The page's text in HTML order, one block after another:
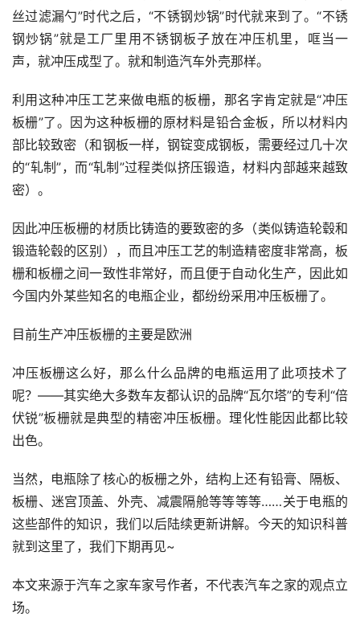
丝过滤漏勺”时代之后，“不锈钢炒锅”时代就来到了。“不锈
钢炒锅”就是工厂里用不锈钢板子放在冲压机里，哐当一
声，就冲压成型了。就和制造汽车外壳那样。
利用这种冲压工艺来做电瓶的板栅，那名字肯定就是“冲压
板栅”了。因为这种板栅的原材料是铅合金板，所以材料内
部比较致密（和钢板一样，钢锭变成钢板，需要经过几十次
的“轧制”，而“轧制”过程类似挤压锻造，材料内部越来越致
密）。
因此冲压板栅的材质比铸造的要致密的多（类似铸造轮毂和
锻造轮毂的区别），而且冲压工艺的制造精密度非常高，板
栅和板栅之间一致性非常好，而且便于自动化生产，因此如
今国内外某些知名的电瓶企业，都纷纷采用冲压板栅了。
目前生产冲压板栅的主要是欧洲
冲压板栅这么好，那么什么品牌的电瓶运用了此项技术了
呢？——其实绝大多数车友都认识的品牌“瓦尔塔”的专利“倍
伏锐”板栅就是典型的精密冲压板栅。理化性能因此都比较
出色。
当然，电瓶除了核心的板栅之外，结构上还有铅膏、隔板、
板栅、迷宫顶盖、外壳、减震隔舱等等等等……关于电瓶的
这些部件的知识，我们以后陆续更新讲解。今天的知识科普
就到这里了，我们下期再见~
本文来源于汽车之家车家号作者，不代表汽车之家的观点立
场。